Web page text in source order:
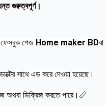
গুরুত্বপূর্ণ।
ফেসবুক পেজ Home maker BDবা
সাথে এড করে দেওয়া হয়েছে।
অথবা ডিক্রিজ করতে পারে।📏